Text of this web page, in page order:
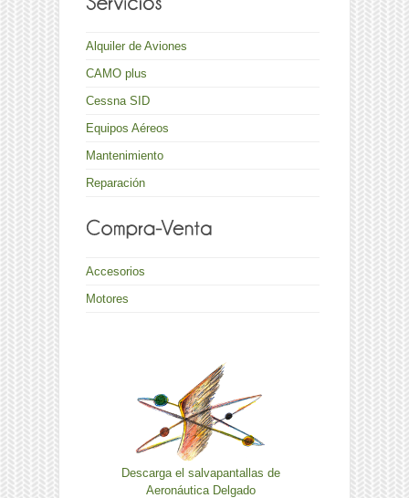
Alquiler de Aviones
CAMO plus
Cessna SID
Equipos Aéreos
Mantenimiento
Reparación
Accesorios
Motores
Descarga el salvapantallas de
Aeronáutica Delgado